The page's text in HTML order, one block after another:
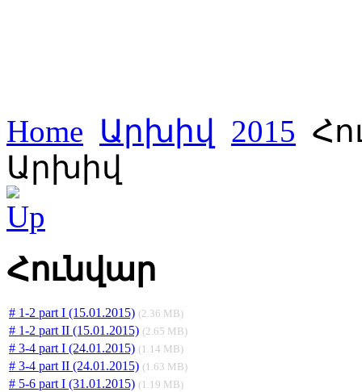
Home Արխիվ 2015
Արխիվ
Հունվար
# 1-2 part I (15.01.2015) (2.36 MB)
# 1-2 part II (15.01.2015) (2.65 MB)
# 3-4 part I (24.01.2015) (1.14 MB)
# 3-4 part II (24.01.2015) (1.63 MB)
# 5-6 part I (31.01.2015) (1.19 MB)